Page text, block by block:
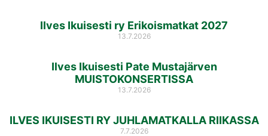
Ilves Ikuisesti ry Erikoismatkat 2027
13.7.2026
Ilves Ikuisesti Pate Mustajärven
MUISTOKONSERTISSA
13.7.2026
ILVES IKUISESTI RY JUHLAMATKALLA RIIKASSA
7.7.2026